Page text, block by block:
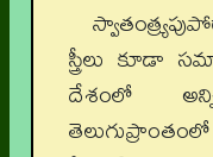
స్త్రీలు కూడా
దేశంలో